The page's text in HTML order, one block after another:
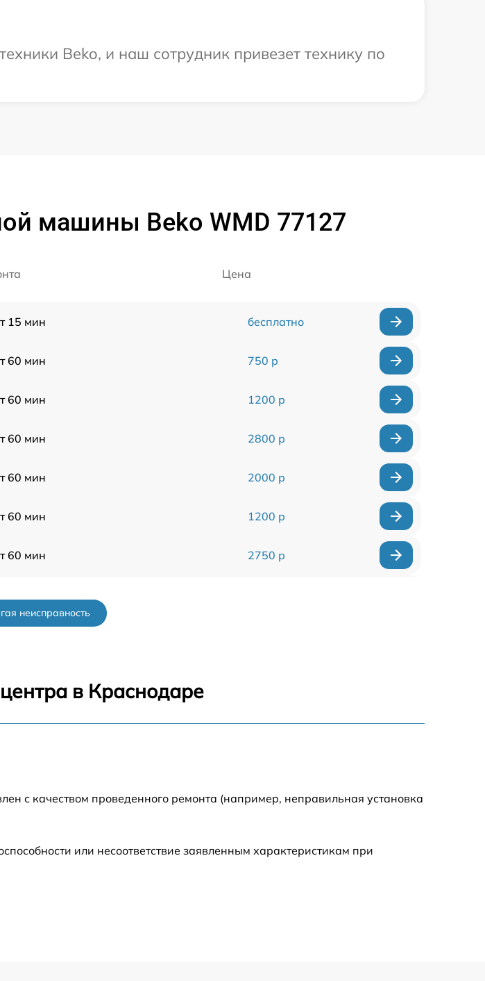
Beko, и наш сотрудник привезет технику по
машины Beko WMD 77127
Цена
15 мин бесплатно
60 мин 750 р
60 мин 1200 р
60 мин 2800 р
60 мин 2000 р
60 мин 1200 р
60 мин 2750 р
неисправность
в Краснодаре
с качеством проведенного ремонта (например, неправильная установка
или несоответствие заявленным характеристикам при